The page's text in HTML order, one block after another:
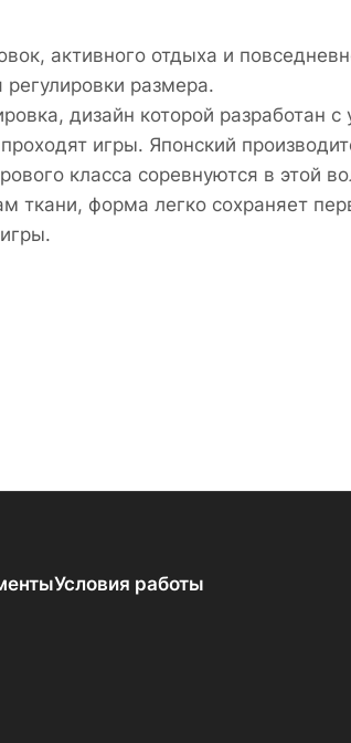
активного отдыха и
размера.
дизайн которой разработан
игры. Японский
класса соревнуются в этой
ткани, форма легко сохраняет
Условия работы